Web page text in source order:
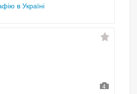
в Україні
4